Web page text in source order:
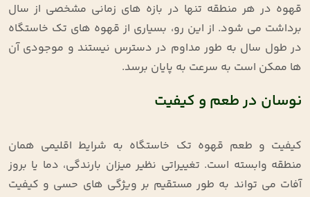
قهوه در هر منطقه تنها در بازه‌ های زمانی مشخصی از سال
برداشت می ‌شود. از این رو، بسیاری از قهوه‌ های تک‌ خاستگاه
در طول سال به طور مداوم در دسترس نیستند و موجودی آن
‌ها ممکن است به سرعت به پایان برسد.
نوسان در طعم و کیفیت
کیفیت و طعم قهوه تک‌ خاستگاه به شرایط اقلیمی همان
منطقه وابسته است. تغییراتی نظیر میزان بارندگی، دما یا بروز
آفات می ‌تواند به طور مستقیم بر ویژگی‌ های حسی و کیفیت